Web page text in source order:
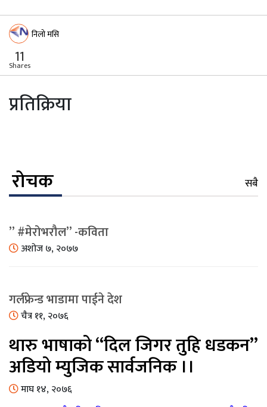
निलो मसि
11
Shares
प्रतिक्रिया
रोचक सबै
” #मेरोभरौल” -कविता
अशोज ७, २०७७
गर्लफ्रेन्ड भाडामा पाईने देश
चैत्र ११, २०७६
थारु भाषाको “दिल जिगर तुहि धडकन”
अडियो म्युजिक सार्वजनिक ।।
माघ १४, २०७६